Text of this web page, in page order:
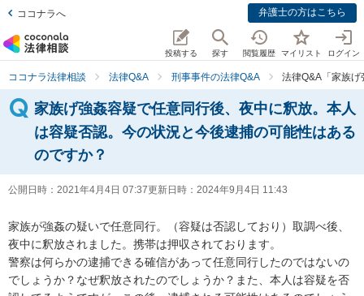
ココナラへ 弁護士の方はこちら
投稿する 探す 閲覧履歴 マイリスト ログイン
ココナラ法律相談 法律Q&A 刑事事件の法律Q&A 法律Q&A「家族
家族げ強姦容疑で任意同行後、夜中に釈放。本人
は容疑否認。今の状況と今後逮捕の可能性はある
のですか？
公開日時： 2021年4月4日 07:37更新日時： 2024年9月4日 11:43
家族が強姦の疑いで任意同行。（容疑は否認しており）取調べ後、
夜中に釈放されました。携帯は押収されております。
警察は何らかの逮捕できる確信があって任意同行したのではないの
でしょうか？なぜ釈放されたのでしょうか？また、本人は容疑を否